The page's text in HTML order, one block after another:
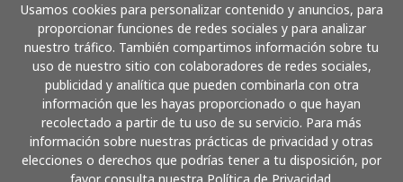
Usamos cookies para personalizar contenido y anuncios, para
proporcionar funciones de redes sociales y para analizar
nuestro tráfico. También compartimos información sobre tu
uso de nuestro sitio con colaboradores de redes sociales,
publicidad y analítica que pueden combinarla con otra
información que les hayas proporcionado o que hayan
recolectado a partir de tu uso de su servicio. Para más
información sobre nuestras prácticas de privacidad y otras
elecciones o derechos que podrías tener a tu disposición, por
Cómo funciona
Paga con